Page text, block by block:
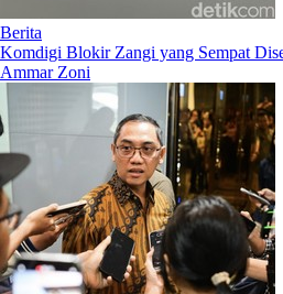
Berita
Komdigi Blokir Zangi yang Sempat
Ammar Zoni